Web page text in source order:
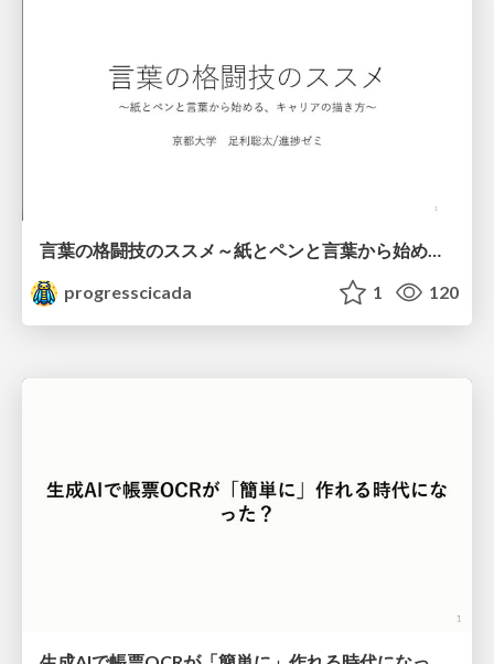
言葉の格闘技のススメ～紙とペンと言葉から始める、キャリアの描き方～
progresscicada
1 120